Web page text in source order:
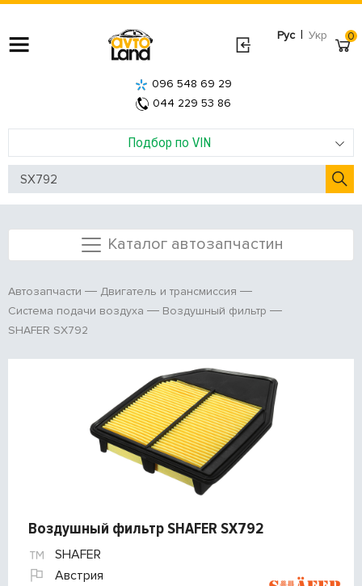
Рус | Укр
Подбор по VIN
096 548 69 29
044 229 53 86
0
Каталог автозапчастин
Автозапчасти
Двигатель и трансмиссия
Система подачи воздуха
Воздушный фильтр
SHAFER SX792
Воздушный фильтр SHAFER SX792
SHAFER
Австрия